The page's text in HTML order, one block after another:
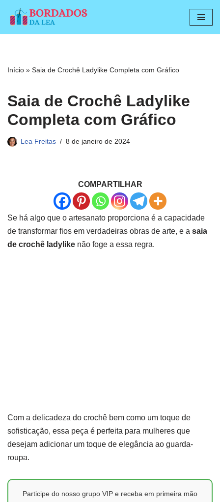
Pular
conteúdo
Início » Saia de Crochê Ladylike Completa com Gráfico
Saia de Crochê Ladylike
Completa com Gráfico
Lea Freitas 8 de janeiro de 2024
COMPARTILHAR
Se há algo que o artesanato proporciona é a capacidade
de transformar fios em verdadeiras obras de arte, e a saia
de crochê ladylike não foge a essa regra.
Com a delicadeza do crochê bem como um toque de
sofisticação, essa peça é perfeita para mulheres que
desejam adicionar um toque de elegância ao guarda-
roupa.
Participe do nosso grupo VIP e receba em primeira mão